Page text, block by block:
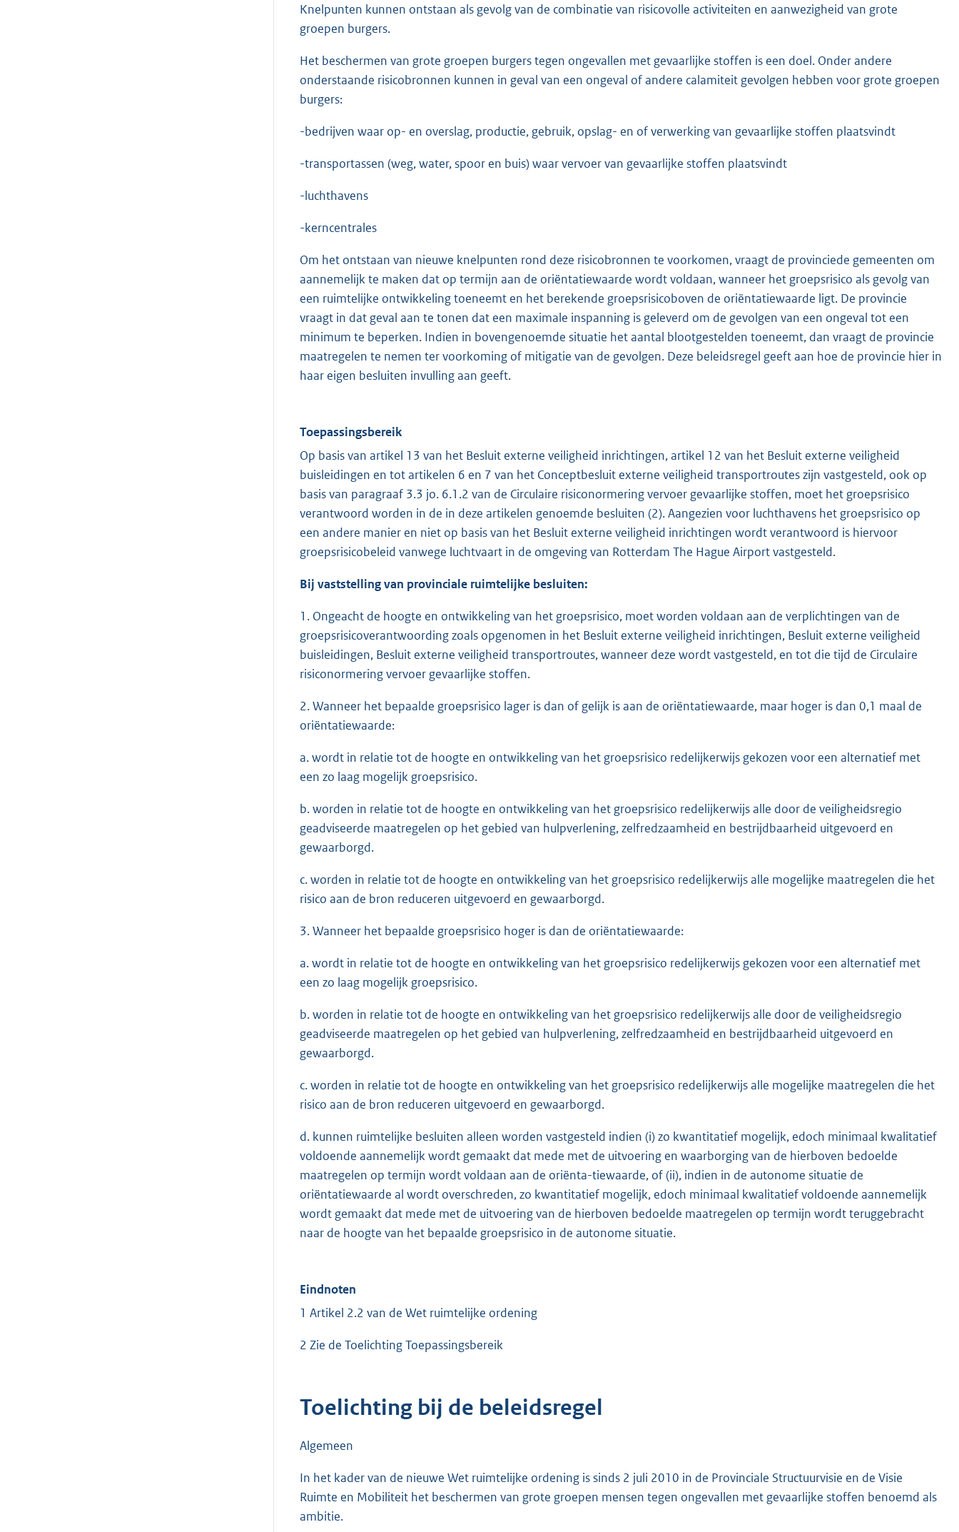
Knelpunten kunnen ontstaan als gevolg van de combinatie van risicovolle activiteiten en aanwezigheid van grote
groepen burgers.
Het beschermen van grote groepen burgers tegen ongevallen met gevaarlijke stoffen is een doel. Onder andere
onderstaande risicobronnen kunnen in geval van een ongeval of andere calamiteit gevolgen hebben voor grote groepen
burgers:
-bedrijven waar op- en overslag, productie, gebruik, opslag- en of verwerking van gevaarlijke stoffen plaatsvindt
-transportassen (weg, water, spoor en buis) waar vervoer van gevaarlijke stoffen plaatsvindt
-luchthavens
-kerncentrales
Om het ontstaan van nieuwe knelpunten rond deze risicobronnen te voorkomen, vraagt de provinciede gemeenten om
aannemelijk te maken dat op termijn aan de oriëntatiewaarde wordt voldaan, wanneer het groepsrisico als gevolg van
een ruimtelijke ontwikkeling toeneemt en het berekende groepsrisicoboven de oriëntatiewaarde ligt. De provincie
vraagt in dat geval aan te tonen dat een maximale inspanning is geleverd om de gevolgen van een ongeval tot een
minimum te beperken. Indien in bovengenoemde situatie het aantal blootgestelden toeneemt, dan vraagt de provincie
maatregelen te nemen ter voorkoming of mitigatie van de gevolgen. Deze beleidsregel geeft aan hoe de provincie hier in
haar eigen besluiten invulling aan geeft.
Toepassingsbereik
Op basis van artikel 13 van het Besluit externe veiligheid inrichtingen, artikel 12 van het Besluit externe veiligheid
buisleidingen en tot artikelen 6 en 7 van het Conceptbesluit externe veiligheid transportroutes zijn vastgesteld, ook op
basis van paragraaf 3.3 jo. 6.1.2 van de Circulaire risiconormering vervoer gevaarlijke stoffen, moet het groepsrisico
verantwoord worden in de in deze artikelen genoemde besluiten (2). Aangezien voor luchthavens het groepsrisico op
een andere manier en niet op basis van het Besluit externe veiligheid inrichtingen wordt verantwoord is hiervoor
groepsrisicobeleid vanwege luchtvaart in de omgeving van Rotterdam The Hague Airport vastgesteld.
Bij vaststelling van provinciale ruimtelijke besluiten:
1. Ongeacht de hoogte en ontwikkeling van het groepsrisico, moet worden voldaan aan de verplichtingen van de
groepsrisicoverantwoording zoals opgenomen in het Besluit externe veiligheid inrichtingen, Besluit externe veiligheid
buisleidingen, Besluit externe veiligheid transportroutes, wanneer deze wordt vastgesteld, en tot die tijd de Circulaire
risiconormering vervoer gevaarlijke stoffen.
2. Wanneer het bepaalde groepsrisico lager is dan of gelijk is aan de oriëntatiewaarde, maar hoger is dan 0,1 maal de
oriëntatiewaarde:
a. wordt in relatie tot de hoogte en ontwikkeling van het groepsrisico redelijkerwijs gekozen voor een alternatief met
een zo laag mogelijk groepsrisico.
b. worden in relatie tot de hoogte en ontwikkeling van het groepsrisico redelijkerwijs alle door de veiligheidsregio
geadviseerde maatregelen op het gebied van hulpverlening, zelfredzaamheid en bestrijdbaarheid uitgevoerd en
gewaarborgd.
c. worden in relatie tot de hoogte en ontwikkeling van het groepsrisico redelijkerwijs alle mogelijke maatregelen die het
risico aan de bron reduceren uitgevoerd en gewaarborgd.
3. Wanneer het bepaalde groepsrisico hoger is dan de oriëntatiewaarde:
a. wordt in relatie tot de hoogte en ontwikkeling van het groepsrisico redelijkerwijs gekozen voor een alternatief met
een zo laag mogelijk groepsrisico.
b. worden in relatie tot de hoogte en ontwikkeling van het groepsrisico redelijkerwijs alle door de veiligheidsregio
geadviseerde maatregelen op het gebied van hulpverlening, zelfredzaamheid en bestrijdbaarheid uitgevoerd en
gewaarborgd.
c. worden in relatie tot de hoogte en ontwikkeling van het groepsrisico redelijkerwijs alle mogelijke maatregelen die het
risico aan de bron reduceren uitgevoerd en gewaarborgd.
d. kunnen ruimtelijke besluiten alleen worden vastgesteld indien (i) zo kwantitatief mogelijk, edoch minimaal kwalitatief
voldoende aannemelijk wordt gemaakt dat mede met de uitvoering en waarborging van de hierboven bedoelde
maatregelen op termijn wordt voldaan aan de oriënta-tiewaarde, of (ii), indien in de autonome situatie de
oriëntatiewaarde al wordt overschreden, zo kwantitatief mogelijk, edoch minimaal kwalitatief voldoende aannemelijk
wordt gemaakt dat mede met de uitvoering van de hierboven bedoelde maatregelen op termijn wordt teruggebracht
naar de hoogte van het bepaalde groepsrisico in de autonome situatie.
Eindnoten
1 Artikel 2.2 van de Wet ruimtelijke ordening
2 Zie de Toelichting Toepassingsbereik
Toelichting bij de beleidsregel
Algemeen
In het kader van de nieuwe Wet ruimtelijke ordening is sinds 2 juli 2010 in de Provinciale Structuurvisie en de Visie
Ruimte en Mobiliteit het beschermen van grote groepen mensen tegen ongevallen met gevaarlijke stoffen benoemd als
ambitie.